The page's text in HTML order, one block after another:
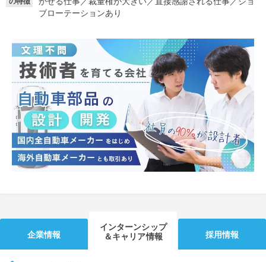
就活ノウハウが満載！ お役立ち記事・相談室など
適職診断
あなたに合う仕事を診断！
就活チャンネル
動画で対策講座をチェック
就活ニュースペーパー
就活時事ニュースを更新
よくある質問
不明点があればこちら
ブローテーションあり
企業情報
インターンシップ
＆キャリア情報
採用情報